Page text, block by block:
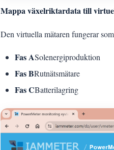
Mappa växelriktardata till
Den virtuella mätaren fungerar
Fas ASolenergiproduktion
Fas BRutnätsmätare
Fas CBatterilagring